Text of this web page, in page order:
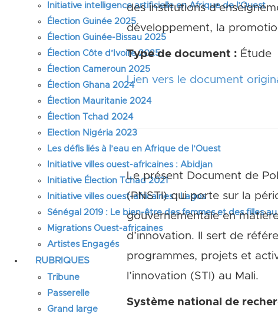
Initiative intelligence artificielle en Afrique de l’Ouest
Élection Guinée 2025
Élection Guinée-Bissau 2025
Élection Côte d’Ivoire 2025
Élection Cameroun 2025
Élection Ghana 2024
Élection Mauritanie 2024
Élection Tchad 2024
Election Nigéria 2023
Les défis liés à l’eau en Afrique de l’Ouest
Initiative villes ouest-africaines : Abidjan
Initiative Élection Tchad 2021
Initiative villes ouest-africaines : Lagos
Sénégal 2019 : Le bien-être des femmes et des filles
Migrations Ouest-africaines
Artistes Engagés
RUBRIQUES
Tribune
Passerelle
Grand large
des institutions
développement, la
Type de document : Étude
Lien vers le document
Le présent Document de
(PNSTI) qui porte sur la
gouvernementale en
d’innovation. Il sert de
programmes, projets et
l’innovation (STI) au Mali.
Système national de